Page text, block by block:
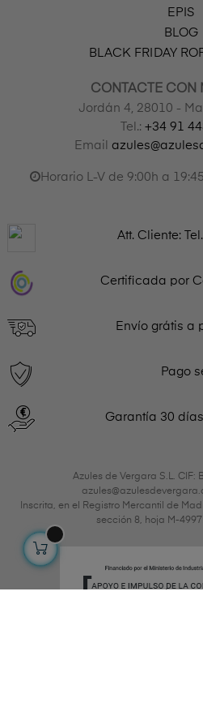
EPIS
BLOG
BLACK FRIDAY
CONTACTE CON
Jordán 4, 28010 -
Tel.: +34 91
Email
Horario L-V de 9:00h a
Att. Cliente: Tel.
Certificada por
Envío grátis a
Pago
Garantía 30
Azules de Vergara S.L. CIF:
Inscrita, en el Registro Mercantil de
sección 8, hoja M-